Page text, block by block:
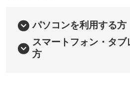
パソコンを利用する方
スマートフォン・タ
方